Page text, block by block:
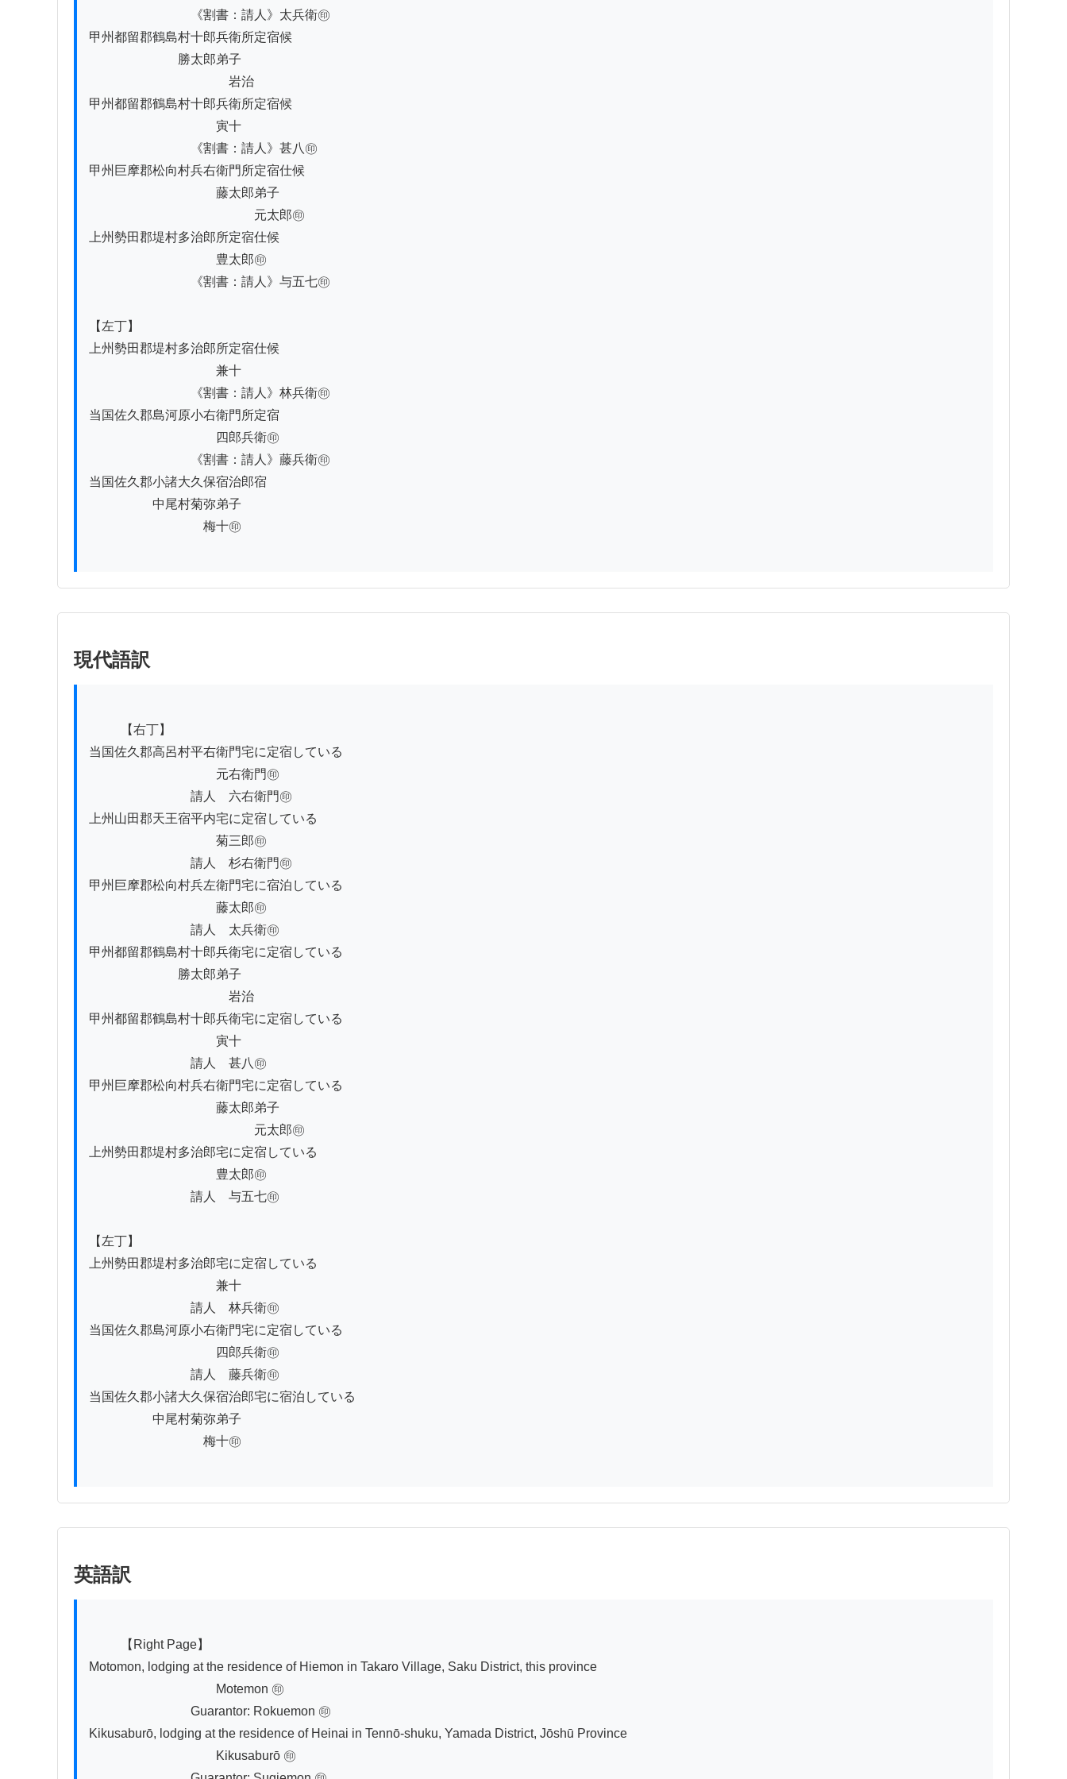
《割書：請人》太兵衛㊞
甲州都留郡鶴島村十郎兵衛所定宿候
勝太郎弟子
岩治
甲州都留郡鶴島村十郎兵衛所定宿候
寅十
《割書：請人》甚八㊞
甲州巨摩郡松向村兵右衛門所定宿仕候
藤太郎弟子
元太郎㊞
上州勢田郡堤村多治郎所定宿仕候
豊太郎㊞
《割書：請人》与五七㊞
【左丁】
上州勢田郡堤村多治郎所定宿仕候
兼十
《割書：請人》林兵衛㊞
当国佐久郡島河原小右衛門所定宿
四郎兵衛㊞
《割書：請人》藤兵衛㊞
当国佐久郡小諸大久保宿治郎宿
中尾村菊弥弟子
梅十㊞
現代語訳
当国佐久郡高呂村平右衛門宅に定宿している
元右衛門㊞
請人　六右衛門㊞
上州山田郡天王宿平内宅に定宿している
菊三郎㊞
請人　杉右衛門㊞
甲州巨摩郡松向村兵左衛門宅に宿泊している
藤太郎㊞
請人　太兵衛㊞
甲州都留郡鶴島村十郎兵衛宅に定宿している
勝太郎弟子
岩治
甲州都留郡鶴島村十郎兵衛宅に定宿している
寅十
請人　甚八㊞
甲州巨摩郡松向村兵右衛門宅に定宿している
藤太郎弟子
元太郎㊞
上州勢田郡堤村多治郎宅に定宿している
豊太郎㊞
請人　与五七㊞
【左丁】
上州勢田郡堤村多治郎宅に定宿している
兼十
請人　林兵衛㊞
当国佐久郡島河原小右衛門宅に定宿している
四郎兵衛㊞
請人　藤兵衛㊞
当国佐久郡小諸大久保宿治郎宅に宿泊している
中尾村菊弥弟子
梅十㊞
英語訳
Motomon, lodging at the residence of Hiemon in Takaro Village, Saku District, this province
Motemon ㊞
Guarantor: Rokuemon ㊞
Kikusaburō, lodging at the residence of Heinai in Tennō-shuku, Yamada District, Jōshū Province
Kikusaburō ㊞